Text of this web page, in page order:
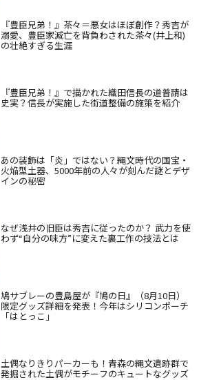
『豊臣兄弟！』茶々＝悪女はほぼ創作？秀吉が
溺愛、豊臣家滅亡を背負わされた茶々(井上和)
の壮絶すぎる生涯
『豊臣兄弟！』で描かれた織田信長の道普請は
史実？信長が実施した街道整備の施策を紹介
あの装飾は「炎」ではない？縄文時代の国宝・
火焔型土器、5000年前の人々が刻んだ謎とデザ
インの秘密
なぜ浅井の旧臣は秀吉に従ったのか？ 武力を使
わず“自分の味方”に変えた裏工作の技法とは
鳩サブレーの豊島屋が『鳩の日』（8月10日）
限定グッズ詳細を発表！今年はシリコンポーチ
「はとっこ」
土偶なりきりパーカーも！青森の縄文遺跡群で
発掘された土偶がモチーフのキュートなグッズ